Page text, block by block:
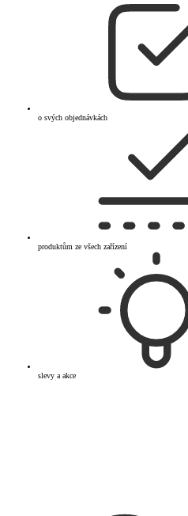
o svých objednávkách
produktům ze všech zařízení
slevy a akce